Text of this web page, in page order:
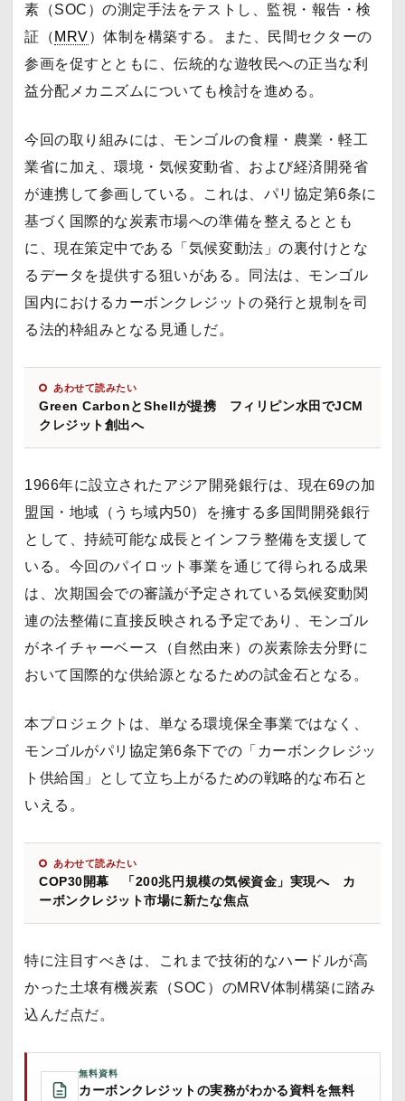
素（SOC）の測定手法をテストし、監視・報告・検
証（ MRV）体制を構築する。また、民間セクターの
参画を促すとともに、伝統的な遊牧民への正当な利
益分配メカニズムについても検討を進める。
今回の取り組みには、モンゴルの食糧・農業・軽工
業省に加え、環境・気候変動省、および経済開発省
が連携して参画している。これは、パリ協定第6条に
基づく国際的な炭素市場への準備を整えるととも
に、現在策定中である「気候変動法」の裏付けとな
るデータを提供する狙いがある。同法は、モンゴル
国内におけるカーボンクレジットの発行と規制を司
る法的枠組みとなる見通しだ。
あわせて読みたい
Green CarbonとShellが提携 フィリピン水田でJCM
クレジット創出へ
1966年に設立されたアジア開発銀行は、現在69の加
盟国・地域（うち域内50）を擁する多国間開発銀行
として、持続可能な成長とインフラ整備を支援して
いる。今回のパイロット事業を通じて得られる成果
は、次期国会での審議が予定されている気候変動関
連の法整備に直接反映される予定であり、モンゴル
がネイチャーベース（自然由来）の炭素除去分野に
おいて国際的な供給源となるための試金石となる。
本プロジェクトは、単なる環境保全事業ではなく、
モンゴルがパリ協定第6条下での「カーボンクレジッ
ト供給国」として立ち上がるための戦略的な布石と
いえる。
あわせて読みたい
COP30開幕 「200兆円規模の気候資金」実現へ カ
ーボンクレジット市場に新たな焦点
特に注目すべきは、これまで技術的なハードルが高
かった土壌有機炭素（SOC）のMRV体制構築に踏み
込んだ点だ。
無料資料
カーボンクレジットの実務がわかる資料を無料